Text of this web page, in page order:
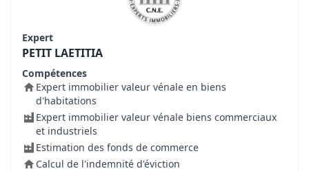
Expert
PETIT LAETITIA
Compétences
Expert immobilier valeur vénale en biens
d'habitations
Expert immobilier valeur vénale biens commerciaux
et industriels
Estimation des fonds de commerce
Calcul de l'indemnité d'éviction